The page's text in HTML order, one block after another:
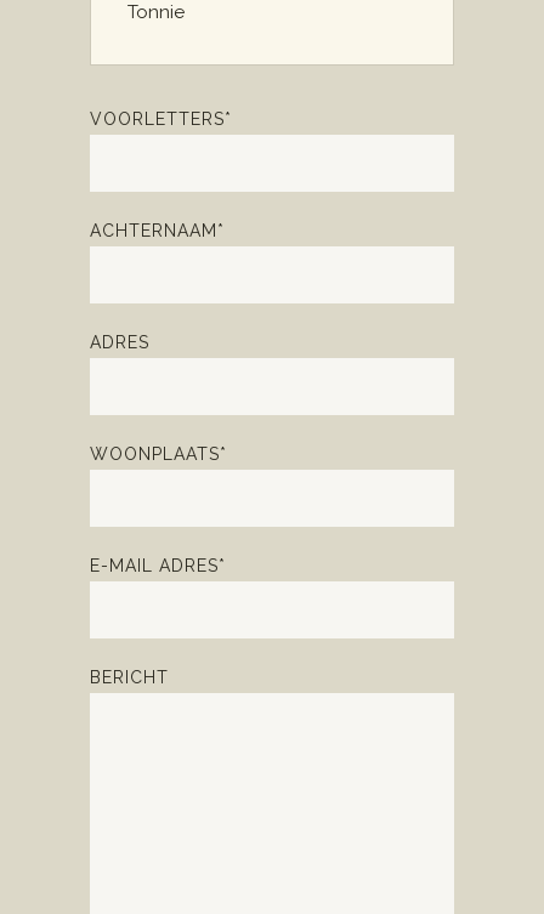
Tonnie
VOORLETTERS*
ACHTERNAAM*
ADRES
WOONPLAATS*
E-MAIL ADRES*
BERICHT